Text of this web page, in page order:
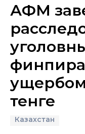
АФМ
тенге
Казахстан